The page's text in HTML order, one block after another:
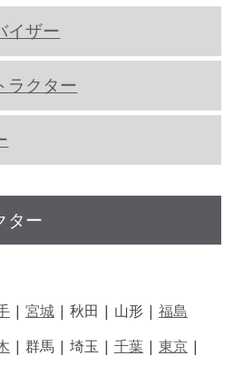
イザー
ラクター
ター
| 宮城 | 秋田 | 山形 | 福島
| 群馬 | 埼玉 | 千葉 | 東京 |